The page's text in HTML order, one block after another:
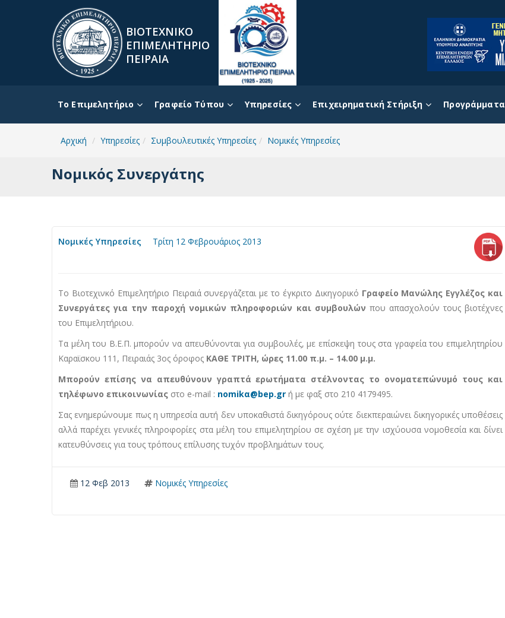
ΒΙΟΤΕΧΝΙΚΟ
ΕΠΙΜΕΛΗΤΗΡΙΟ
ΠΕΙΡΑΙΑ
To Επιμελητήριο Γραφείο Τύπου Υπηρεσίες Επιχειρηματική Στήριξη Προγράμματα
Αρχική Υπηρεσίες Συμβουλευτικές Υπηρεσίες Νομικές Υπηρεσίες
Νομικός Συνεργάτης
Νομικές Υπηρεσίες Τρίτη 12 Φεβρουάριος 2013
Το Βιοτεχινκό Επιμελητήριο Πειραιά συνεργάζεται με το έγκριτο Δικηγορικό Γραφείο Μανώλης Εγγλέζος και
Συνεργάτες για την παροχή νομικών πληροφοριών και συμβουλών που απασχολούν τους βιοτέχνες
του Επιμελητήριου.
Τα μέλη του Β.Ε.Π. μπορούν να απευθύνονται για συμβουλές, με επίσκεψη τους στα γραφεία του επιμελητηρίου
Καραϊσκου 111, Πειραιάς 3ος όροφος ΚΑΘΕ ΤΡΙΤΗ, ώρες 11.00 π.μ. – 14.00 μ.μ.
Μπορούν επίσης να απευθύνουν γραπτά ερωτήματα στέλνοντας το ονοματεπώνυμό τους και
τηλέφωνο επικοινωνίας στο e-mail : nomikα@bep.gr ή με φαξ στο 210 4179495.
Σας ενημερώνουμε πως η υπηρεσία αυτή δεν υποκαθιστά δικηγόρους ούτε διεκπεραιώνει δικηγορικές υποθέσεις
αλλά παρέχει γενικές πληροφορίες στα μέλη του επιμελητηρίου σε σχέση με την ισχύουσα νομοθεσία και δίνει
κατευθύνσεις για τους τρόπους επίλυσης τυχόν προβλημάτων τους.
12 Φεβ 2013 Νομικές Υπηρεσίες